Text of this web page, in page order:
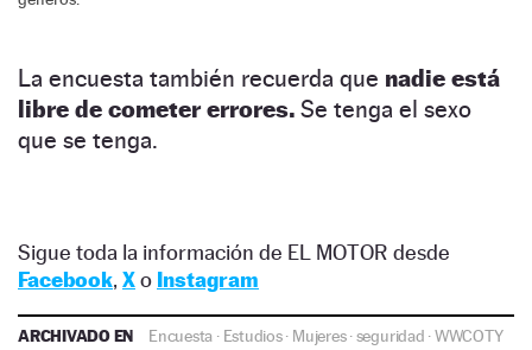
La encuesta también recuerda que nadie está
libre de cometer errores. Se tenga el sexo
que se tenga.
Sigue toda la información de EL MOTOR desde
Facebook, Xo Instagram
ARCHIVADO EN Encuesta · Estudios· Mujeres·seguridad ·WWCOTY